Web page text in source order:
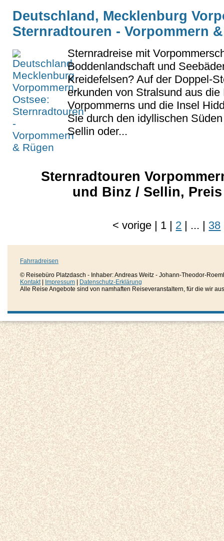
Deutschland, Mecklenburg
Sternradtouren - Vorpommern
Sternradreise mit
Boddenlandschaft und
Kreidefelsen? Auf der Doppel-
erkunden von Stralsund aus die
Vorpommerns und die Insel
Sie durch den idyllischen
Sellin oder...
Sternradtouren
und Binz / Sellin,
<vorige | 1 | 2 | ... | 38
Fahrradreisen
© Reisebüro Platzdasch - Inhaber: Andreas Weitz - Johann-Theodor-
Kontakt| Impressum
Datenschutz-Erklärung
Alle Reise Angebote sind von namhaften Reiseveranstaltern, für die wir